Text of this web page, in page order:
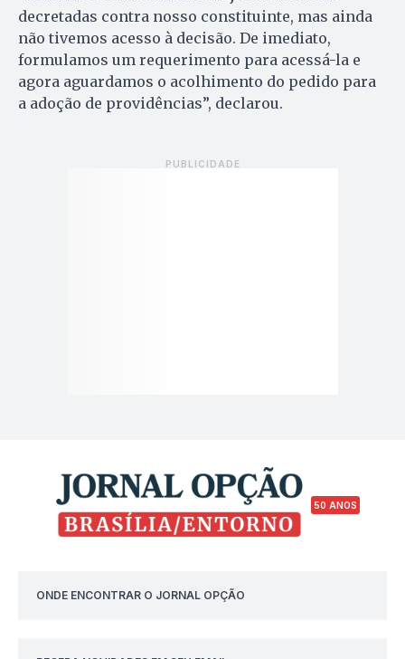
decretadas contra nosso constituinte, mas ainda
não tivemos acesso à decisão. De imediato,
formulamos um requerimento para acessá-la e
agora aguardamos o acolhimento do pedido para
a adoção de providências”, declarou.
50 ANOS
ONDE ENCONTRAR O JORNAL OPÇÃO